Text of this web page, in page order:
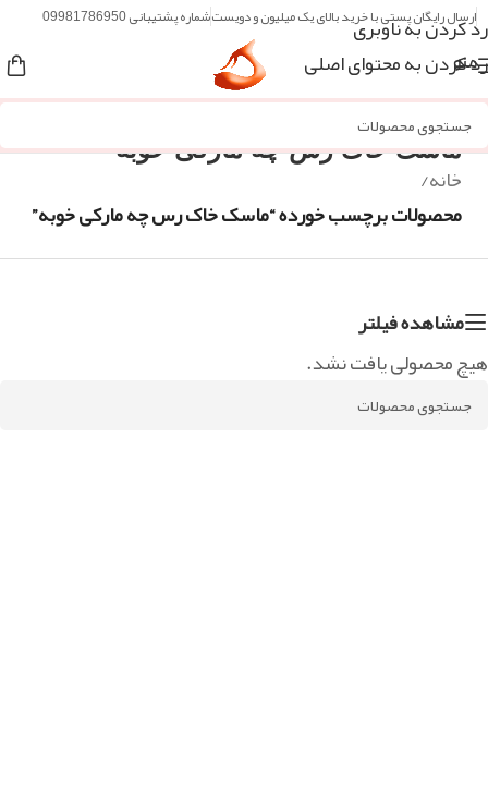
رد کردن به ناوبری
رد کردن به محتوای اصلی
ارسال رایگان پستی با خرید بالای یک میلیون و دویستشماره پشتیبانی 09981786950
منو
ماسک خاک رس چه مارکی خوبه
خانه/
محصولات برچسب خورده “ماسک خاک رس چه مارکی خوبه”
مشاهده فیلتر
هیچ محصولی یافت نشد.